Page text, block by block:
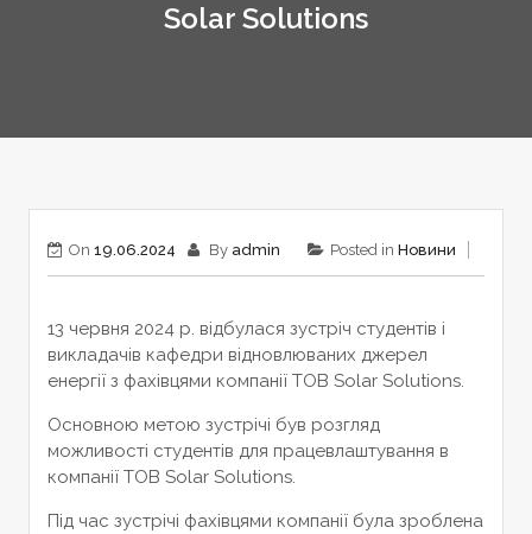
Solar Solutions
On 19.06.2024 By admin Posted in Новини
13 червня 2024 р. відбулася зустріч студентів і
викладачів кафедри відновлюваних джерел
енергії з фахівцями компанії ТОВ Solar Solutions.
Основною метою зустрічі був розгляд
можливості студентів для працевлаштування в
компанії ТОВ Solar Solutions.
Під час зустрічі фахівцями компанії була зроблена